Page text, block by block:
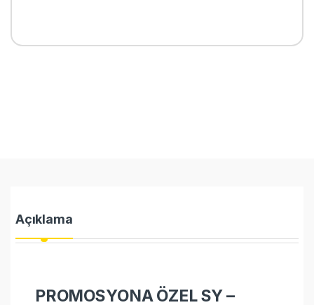
Açıklama
PROMOSYONA ÖZEL SY –